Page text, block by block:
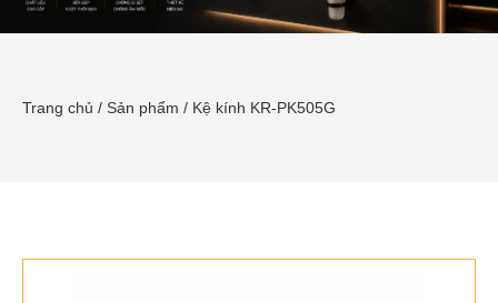
Trang chủ / Sản phẩm / Kệ kính KR-PK505G